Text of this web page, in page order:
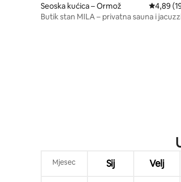
Seoska kućica – Ormož
4,89
Butik stan MILA – privatna sauna i
Mjesec Sij Velj